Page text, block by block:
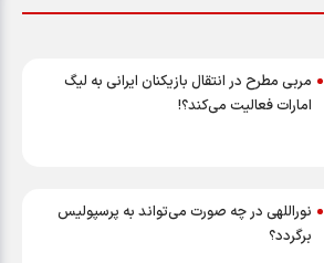
مربی مطرح در انتقال بازیکنان ایرانی به لیگ
امارات فعالیت می‌کند؟!
نوراللهی در چه صورت می‌تواند به پرسپولیس
برگردد؟